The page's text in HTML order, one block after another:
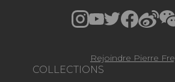
COLLECTIONS
Rejoindre Pierre